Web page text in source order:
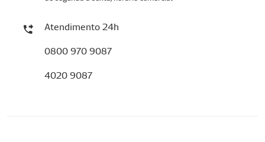
Atendimento 24h
0800 970 9087
4020 9087